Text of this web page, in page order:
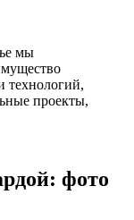
мы
технологий,
проекты,
фото